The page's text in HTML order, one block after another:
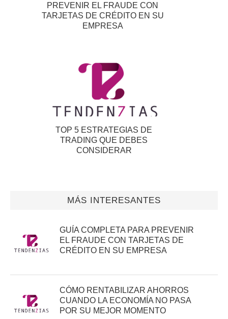
PREVENIR EL FRAUDE CON
TARJETAS DE CRÉDITO EN SU
EMPRESA
TOP 5 ESTRATEGIAS DE
TRADING QUE DEBES
CONSIDERAR
MÁS INTERESANTES
GUÍA COMPLETA PARA PREVENIR
EL FRAUDE CON TARJETAS DE
CRÉDITO EN SU EMPRESA
CÓMO RENTABILIZAR AHORROS
CUANDO LA ECONOMÍA NO PASA
POR SU MEJOR MOMENTO